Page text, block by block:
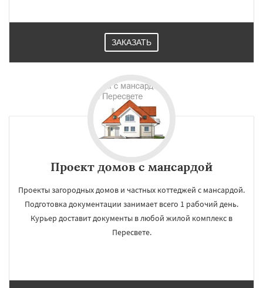
ЗАКАЗАТЬ
Проект домов с мансардой
Проекты загородных домов и частных коттеджей с мансардой.
Подготовка документации занимает всего 1 рабочий день.
Курьер доставит документы в любой жилой комплекс в
Пересвете.